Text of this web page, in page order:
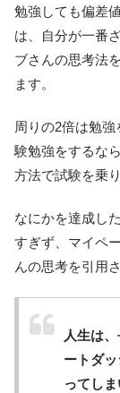
勉強しても偏差
は、自分が一番
ブさんの思考法
ます。
周りの2倍は勉
験勉強をするな
方法で試験を乗
なにかを達成し
すぎず、マイペ
んの思考を引用
人生は
ートダ
ってし